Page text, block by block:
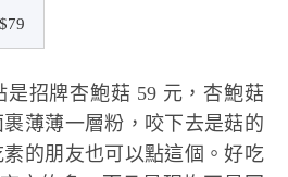
$79
招牌杏鮑菇 59 元，杏鮑菇
薄薄一層粉，咬下去是菇的
的朋友也可以點這個。好吃